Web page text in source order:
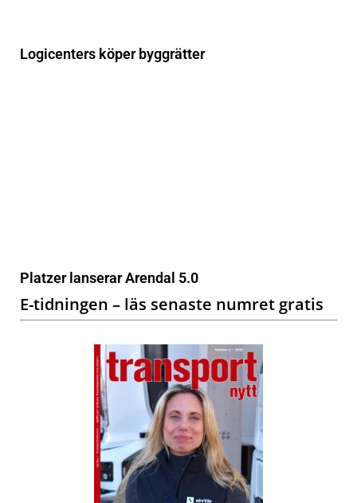
Logicenters köper byggrätter
Platzer lanserar Arendal 5.0
E-tidningen – läs senaste numret gratis